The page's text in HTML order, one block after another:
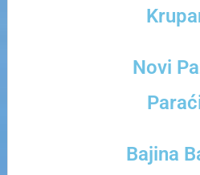
Novi
Bajina